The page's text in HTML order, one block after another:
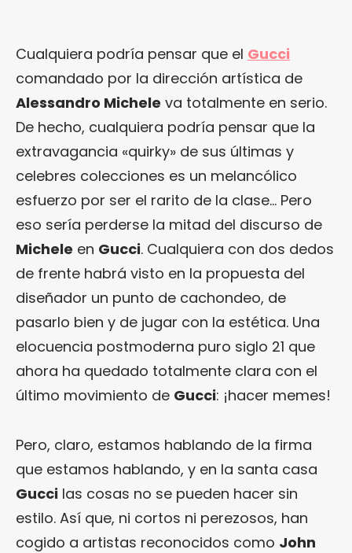
Cualquiera podría pensar que el Gucci
comandado por la dirección artística de
Alessandro Michele va totalmente en serio.
De hecho, cualquiera podría pensar que la
extravagancia «quirky» de sus últimas y
celebres colecciones es un melancólico
esfuerzo por ser el rarito de la clase… Pero
eso sería perderse la mitad del discurso de
Michele en Gucci. Cualquiera con dos dedos
de frente habrá visto en la propuesta del
diseñador un punto de cachondeo, de
pasarlo bien y de jugar con la estética. Una
elocuencia postmoderna puro siglo 21 que
ahora ha quedado totalmente clara con el
último movimiento de Gucci: ¡hacer memes!
Pero, claro, estamos hablando de la firma
que estamos hablando, y en la santa casa
Gucci las cosas no se pueden hacer sin
estilo. Así que, ni cortos ni perezosos, han
cogido a artistas reconocidos como John